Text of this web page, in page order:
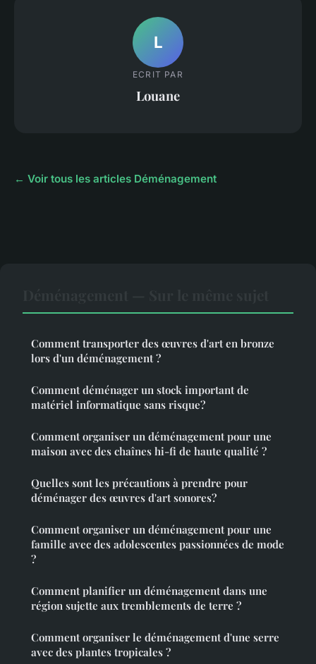
L
ECRIT PAR
Louane
← Voir tous les articles Déménagement
Comment transporter des œuvres d'art en bronze
lors d'un déménagement ?
Comment déménager un stock important de
matériel informatique sans risque?
Comment organiser un déménagement pour une
maison avec des chaînes hi-fi de haute qualité ?
Quelles sont les précautions à prendre pour
déménager des œuvres d'art sonores?
Comment organiser un déménagement pour une
famille avec des adolescentes passionnées de mode
?
Comment planifier un déménagement dans une
région sujette aux tremblements de terre ?
Comment organiser le déménagement d'une serre
avec des plantes tropicales ?